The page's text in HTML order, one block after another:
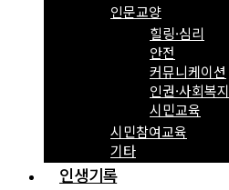
인문교양
힐링·심리
안전
커뮤니케이션
인권·사회복지
시민교육
시민참여교육
기타
인생기록